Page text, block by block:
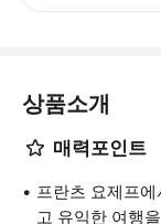
상품소개
매력포인트
프란츠 요제프
고 유익한 여행